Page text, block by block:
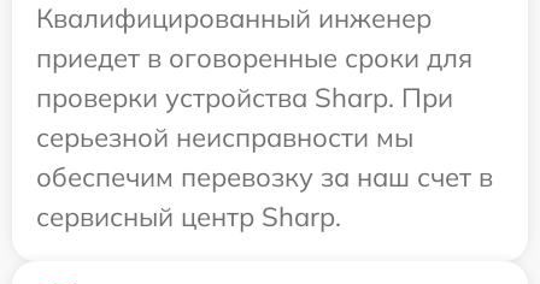
Квалифицированный инженер
приедет в оговоренные сроки для
проверки устройства Sharp. При
серьезной неисправности мы
обеспечим перевозку за наш счет в
сервисный центр Sharp.